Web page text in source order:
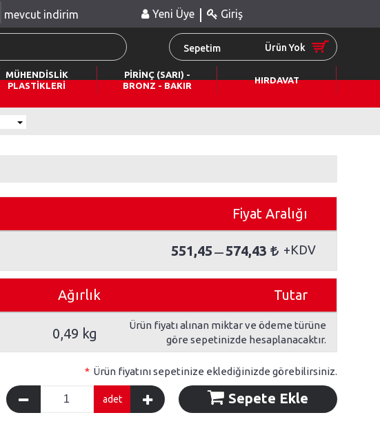
Yeni Üye | Giriş
mevcut indirim
Sepetim Ürün Yok
MÜHENDİSLİK
PLASTİKLERİ
PİRİNÇ (SARI) -
BRONZ - BAKIR
HIRDAVAT
Fiyat Aralığı
551,45 — 574,43
Ağırlık Tutar
0,49 kg
Ürün fiyatı alınan miktar ve ödeme türüne
göre sepetinizde hesaplanacaktır.
* Ürün fiyatını sepetinize eklediğinizde görebilirsiniz.
adet Sepete Ekle